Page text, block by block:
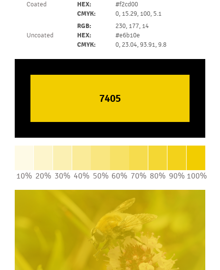
Coated
HEX:
CMYK:
#f2cd00
0, 15.29, 100, 5.1
Uncoated
RGB:
HEX:
CMYK:
230, 177, 14
#e6b10e
0, 23.04, 93.91, 9.8
7405
10% 20% 30% 40% 50% 60% 70% 80% 90% 100%